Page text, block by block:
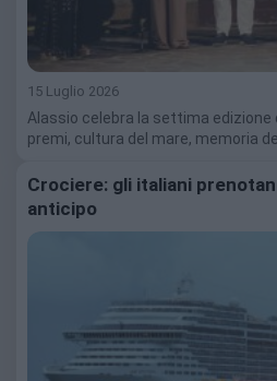
15 Luglio 2026
Alassio celebra la settima edizione
premi, cultura del mare, memoria
Crociere: gli italiani
anticipo